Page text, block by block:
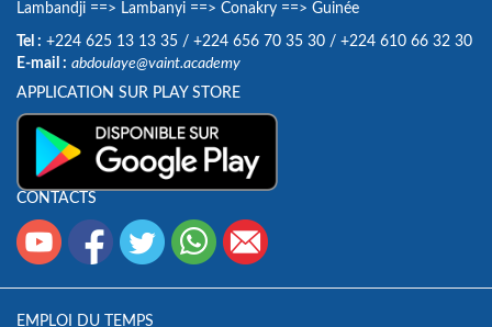
Lambandji ==> Lambanyi ==> Conakry ==> Guinée
Tel : +224 625 13 13 35 / +224 656 70 35 30 / +224 610 66 32 30
E-mail : abdoulaye@vaint.academy
APPLICATION SUR PLAY STORE
CONTACTS
EMPLOI DU TEMPS